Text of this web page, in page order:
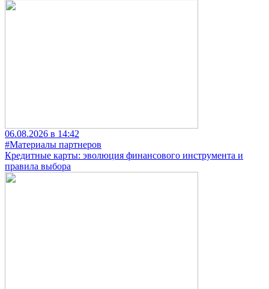
06.08.2026 в 14:42
#Материалы партнеров
Кредитные карты: эволюция финансового инструмента и
правила выбора